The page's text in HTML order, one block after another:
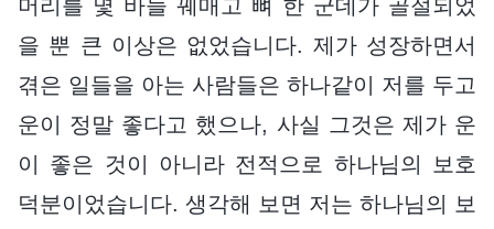
머리를 몇 바늘 꿰매고 뼈 한 군데가 골절되었
을 뿐 큰 이상은 없었습니다. 제가 성장하면서
겪은 일들을 아는 사람들은 하나같이 저를 두고
운이 정말 좋다고 했으나, 사실 그것은 제가 운
이 좋은 것이 아니라 전적으로 하나님의 보호
덕분이었습니다. 생각해 보면 저는 하나님의 보